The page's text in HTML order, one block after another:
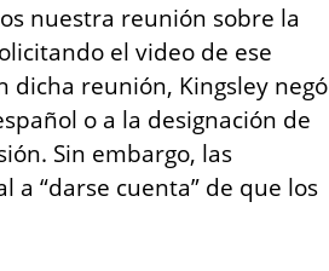
nuestra reunión sobre la
el video de ese
dicha reunión, Kingsley negó
o a la designación de
Sin embargo, las
“darse cuenta” de que los